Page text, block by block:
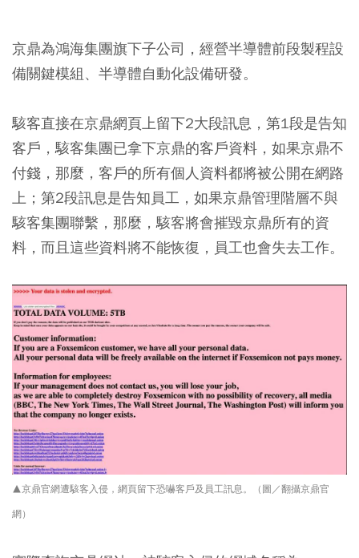
京鼎為鴻海集團旗下子公司，經營半導體前段製程設
備關鍵模組、半導體自動化設備研發。
駭客直接在京鼎網頁上留下2大段訊息，第1段是告知
客戶，駭客集團已拿下京鼎的客戶資料，如果京鼎不
付錢，那麼，客戶的所有個人資料都將被公開在網路
上；第2段訊息是告知員工，如果京鼎管理階層不與
駭客集團聯繫，那麼，駭客將會摧毀京鼎所有的資
料，而且這些資料將不能恢復，員工也會失去工作。
▲京鼎官網遭駭客入侵，網頁留下恐嚇客戶及員工訊息。（圖／翻攝京鼎官
網）